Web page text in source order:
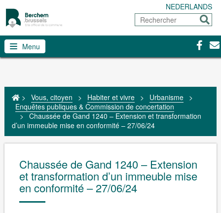
NEDERLANDS
Rechercher
Menu
> Vous, citoyen > Habiter et vivre > Urbanisme
>
Enquêtes publiques & Commission de concertation
> Chaussée de Gand 1240 – Extension et transformation
d’un immeuble mise en conformité – 27/06/24
Chaussée de Gand 1240 – Extension
et transformation d’un immeuble mise
en conformité – 27/06/24